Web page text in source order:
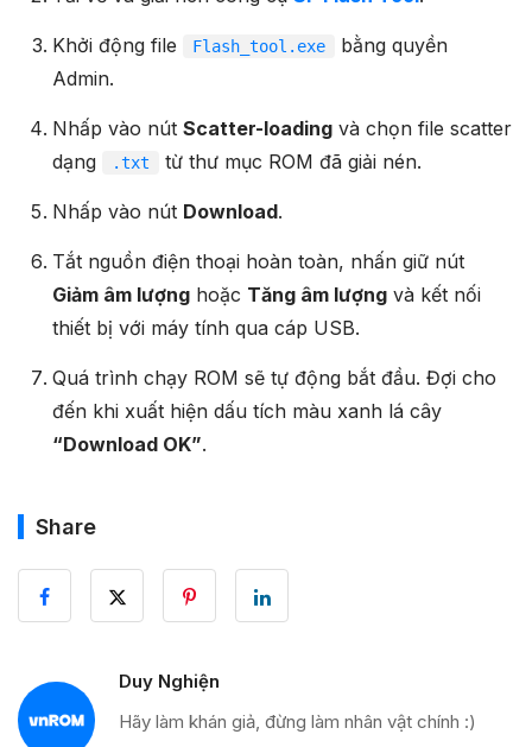
Khởi động file Flash_tool.exe
bằng quyền
Admin.
Nhấp vào nút Scatter-loadingvà chọn file scatter
dạng
.txt từ thư mục ROM đã giải nén.
Nhấp vào nút Download.
Tắt nguồn điện thoại hoàn toàn, nhấn giữ nút
Giảm âm lượnghoặc Tăng âm lượngvà kết nối
thiết bị với máy tính qua cáp USB.
Quá trình chạy ROM sẽ tự động bắt đầu. Đợi cho
đến khi xuất hiện dấu tích màu xanh lá cây
“Download OK”.
Share
Duy Nghiện
Hãy làm khán giả, đừng làm nhân vật chính :)